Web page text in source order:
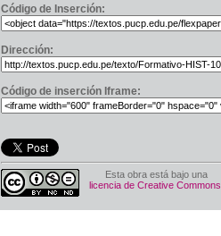
Código de Inserción:
Dirección:
Código de inserción Iframe:
Esta obra está bajo una
licencia de Creative Commons